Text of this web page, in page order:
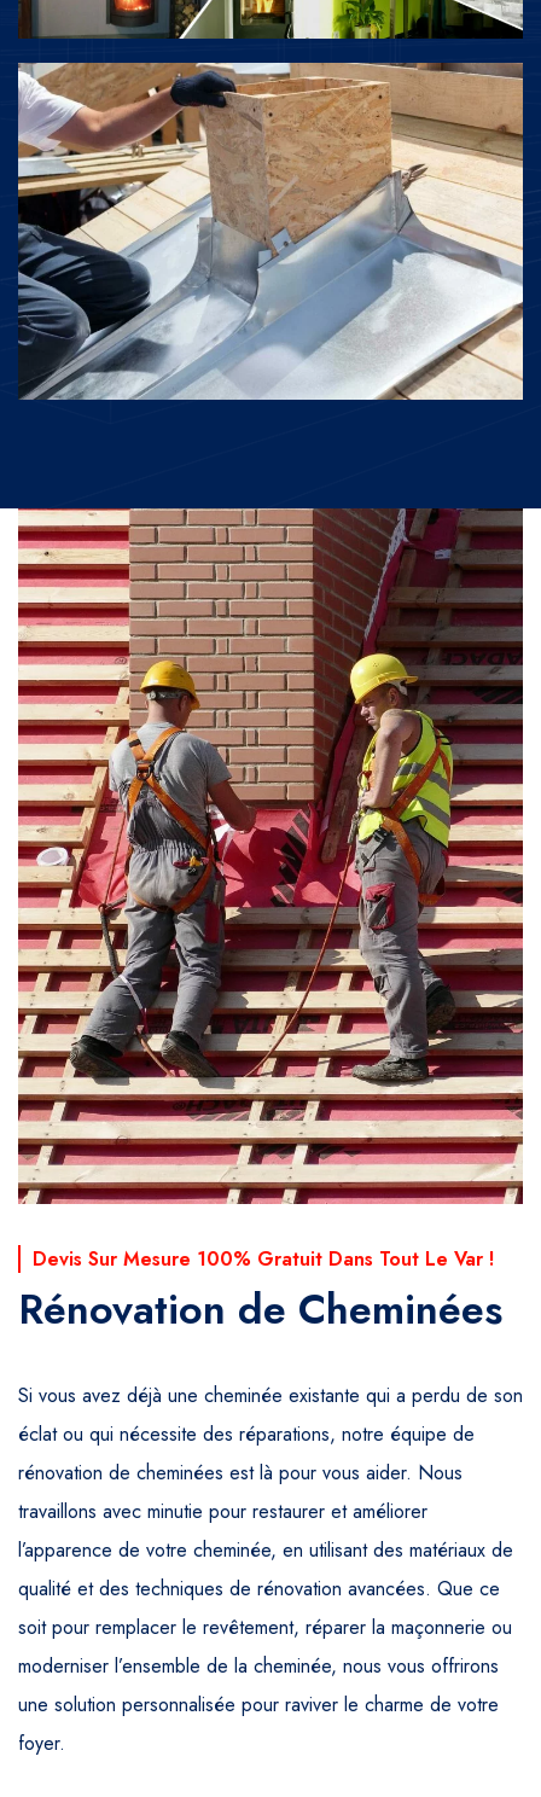
Devis Sur Mesure 100% Gratuit Dans Tout Le Var !
Rénovation de Cheminées
Si vous avez déjà une cheminée existante qui a perdu de son
éclat ou qui nécessite des réparations, notre équipe de
rénovation de cheminées est là pour vous aider. Nous
travaillons avec minutie pour restaurer et améliorer
l’apparence de votre cheminée, en utilisant des matériaux de
qualité et des techniques de rénovation avancées. Que ce
soit pour remplacer le revêtement, réparer la maçonnerie ou
moderniser l’ensemble de la cheminée, nous vous offrirons
une solution personnalisée pour raviver le charme de votre
foyer.